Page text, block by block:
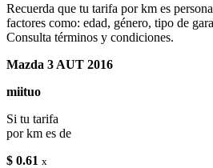
Recuerda que tu tarifa por km es
factores como: edad, género, tipo de
Consulta términos y condiciones.
Mazda 3 AUT 2016
miituo
Si tu tarifa
por km es de
$ 0.61 x